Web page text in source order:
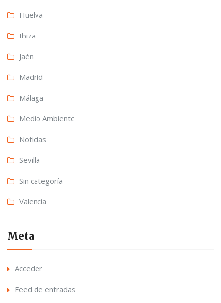
Huelva
Ibiza
Jaén
Madrid
Málaga
Medio Ambiente
Noticias
Sevilla
Sin categoría
Valencia
Meta
Acceder
Feed de entradas